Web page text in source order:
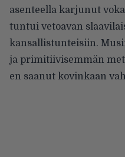
asenteella karjunut
tuntui vetoavan
kansallistunteisiin.
ja primitiivisemmän
en saanut kovinkaan